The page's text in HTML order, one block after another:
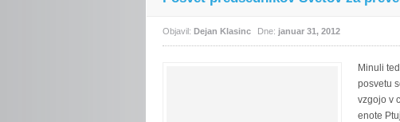
Objavil: Dejan Klasinc Dne: januar 31, 2012
Minuli
posvetu
vzgojo v
enote